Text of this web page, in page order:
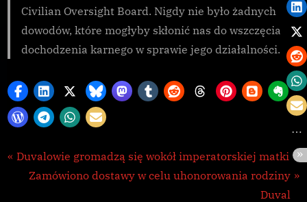
Civilian Oversight Board. Nigdy nie było żadnych
dowodów, które mogłyby skłonić nas do wszczęcia
dochodzenia karnego w sprawie jego działalności.
Galnet
Nawigacja
P
Duvalowie gromadzą się wokół imperatorskiej matki
N
Zamówiono dostawy w celu uhonorowania rodziny
Duval